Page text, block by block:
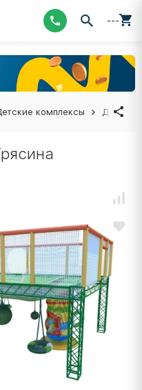
---
комплексы